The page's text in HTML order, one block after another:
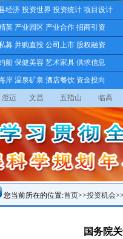
经济 投资世界 投资统计 项目设计
英 产业园区 产业合作 招商引资
募 并购直投 公司上市 股权融资
船 保健美容 艺术家具 供求信息
岸 温泉矿泉 酒店餐饮 资金投向
澄迈 文昌 五指山 临高
您当前所在的位置:首页>>投资机会
国务院